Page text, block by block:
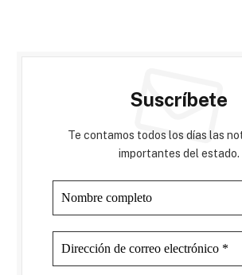
Suscríbete
Te contamos todos los días las
importantes del estado.